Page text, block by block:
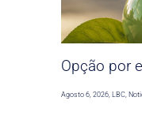
Opção por
Agosto 6, 2026 ,LBC